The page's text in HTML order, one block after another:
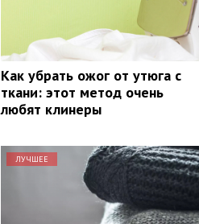
Как убрать ожог от утюга с
ткани: этот метод очень
любят клинеры
ЛУЧШЕЕ